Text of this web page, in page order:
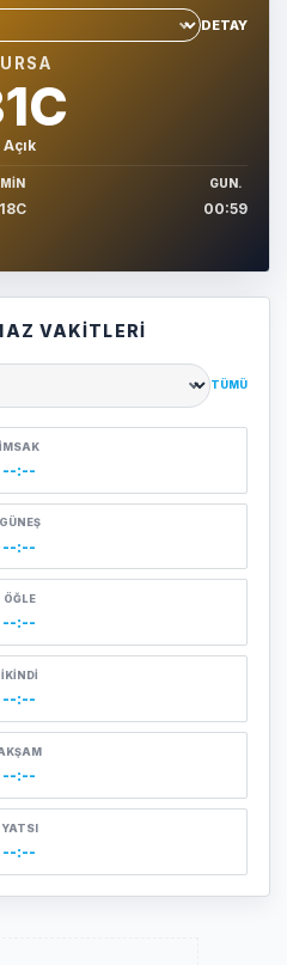
DETAY
Açık
MIN
18C
GUN.
00:59
VAKITLERI
TÜMÜ
İMSAK
--:--
GÜNEŞ
--:--
ÖĞLE
--:--
İKINDI
--:--
--:--
YATSI
--:--